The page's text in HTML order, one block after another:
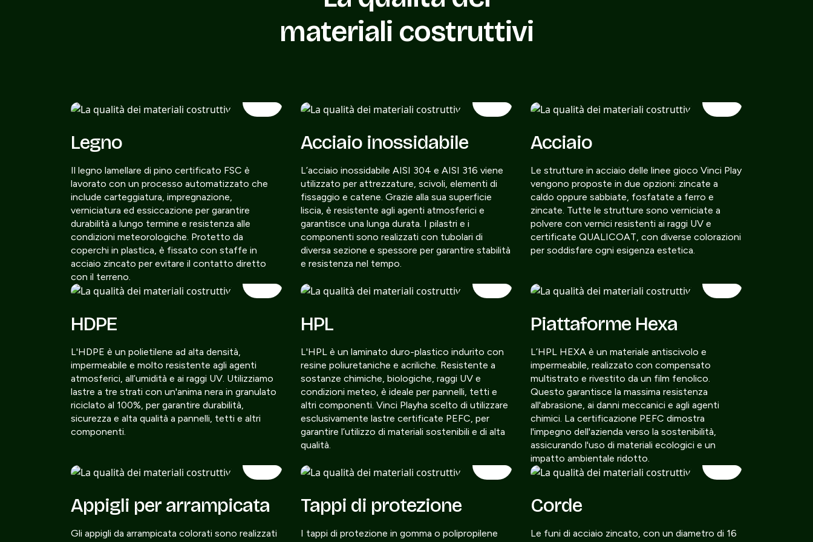
materiali costruttivi
Legno
Il legno lamellare di pino certificato FSC è
lavorato con un processo automatizzato che
include carteggiatura, impregnazione,
verniciatura ed essiccazione per garantire
durabilità a lungo termine e resistenza alle
condizioni meteorologiche. Protetto da
coperchi in plastica, è fissato con staffe in
acciaio zincato per evitare il contatto diretto
con il terreno.
Acciaio inossidabile
L’acciaio inossidabile AISI 304 e AISI 316 viene
utilizzato per attrezzature, scivoli, elementi di
fissaggio e catene. Grazie alla sua superficie
liscia, è resistente agli agenti atmosferici e
garantisce una lunga durata. I pilastri e i
componenti sono realizzati con tubolari di
diversa sezione e spessore per garantire stabilità
e resistenza nel tempo.
Acciaio
Le strutture in acciaio delle linee gioco Vinci Play
vengono proposte in due opzioni: zincate a
caldo oppure sabbiate, fosfatate a ferro e
zincate. Tutte le strutture sono verniciate a
polvere con vernici resistenti ai raggi UV e
certificate QUALICOAT, con diverse colorazioni
per soddisfare ogni esigenza estetica.
HDPE
L'HDPE è un polietilene ad alta densità,
impermeabile e molto resistente agli agenti
atmosferici, all’umidità e ai raggi UV. Utilizziamo
lastre a tre strati con un'anima nera in granulato
riciclato al 100%, per garantire durabilità,
sicurezza e alta qualità a pannelli, tetti e altri
componenti.
HPL
L'HPL è un laminato duro-plastico indurito con
resine poliuretaniche e acriliche. Resistente a
sostanze chimiche, biologiche, raggi UV e
condizioni meteo, è ideale per pannelli, tetti e
altri componenti. Vinci Playha scelto di utilizzare
esclusivamente lastre certificate PEFC, per
garantire l’utilizzo di materiali sostenibili e di alta
qualità.
Piattaforme Hexa
L’HPL HEXA è un materiale antiscivolo e
impermeabile, realizzato con compensato
multistrato e rivestito da un film fenolico.
Questo garantisce la massima resistenza
all'abrasione, ai danni meccanici e agli agenti
chimici. La certificazione PEFC dimostra
l'impegno dell'azienda verso la sostenibilità,
assicurando l'uso di materiali ecologici e un
impatto ambientale ridotto.
Appigli per arrampicata
Gli appigli da arrampicata colorati sono realizzati
Tappi di protezione
I tappi di protezione in gomma o polipropilene
Corde
Le funi di acciaio zincato, con un diametro di 16